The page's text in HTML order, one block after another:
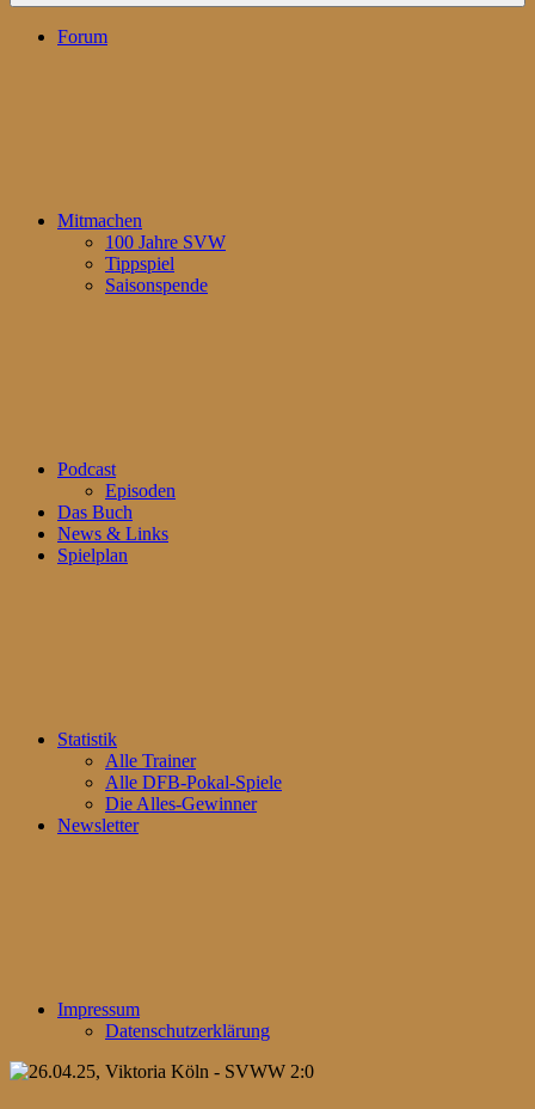
Forum
Mitmachen
100 Jahre SVW
Tippspiel
Saisonspende
Podcast
Episoden
Das Buch
News & Links
Spielplan
Statistik
Alle Trainer
Alle DFB-Pokal-Spiele
Die Alles-Gewinner
Newsletter
Impressum
Datenschutzerklärung